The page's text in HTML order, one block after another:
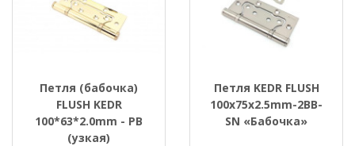
Петля (бабочка)
FLUSH KEDR
100*63*2.0mm - PB
(узкая)
Петля KEDR FLUSH
100x75x2.5mm-2BB-
SN «Бабочка»